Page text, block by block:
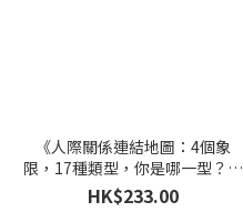
《人際關係連結地圖：4個象
限，17種類型，你是哪一型？你
和誰合得來？》 ｜ 艾莉．沃克
博士 著 ｜ 啟動文化 出版
HK$233.00